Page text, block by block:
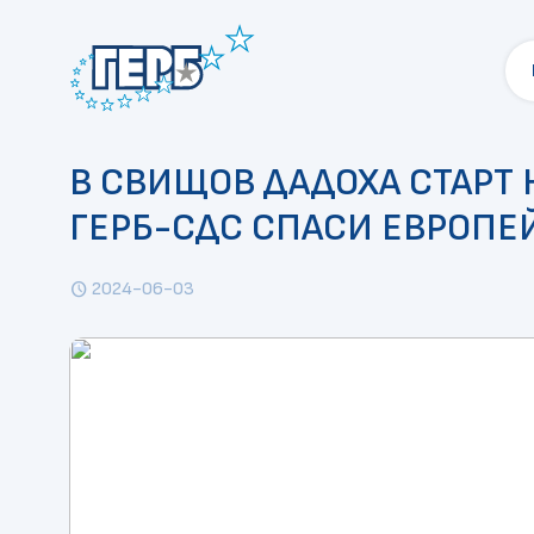
В СВИЩОВ ДАДОХА
ГЕРБ-СДС СПАСИ
schedule 2024-06-03